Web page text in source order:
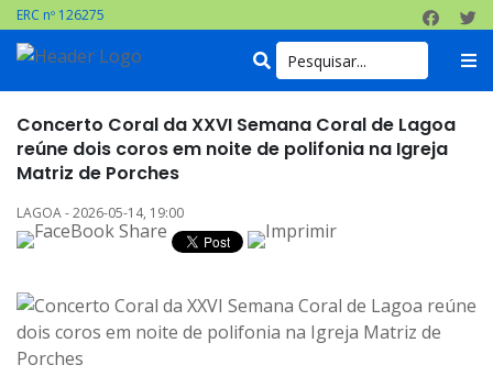
ERC nº 126275
Concerto Coral da XXVI Semana Coral de Lagoa
reúne dois coros em noite de polifonia na Igreja
Matriz de Porches
LAGOA - 2026-05-14, 19:00